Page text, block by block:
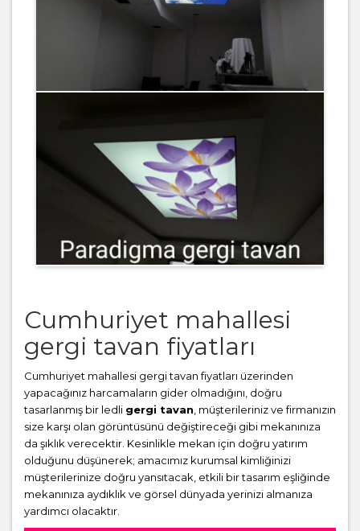
Cumhuriyet mahallesi
gergi tavan fiyatları
Cumhuriyet mahallesi gergi tavan fiyatları üzerinden
yapacağınız harcamaların gider olmadığını, doğru
tasarlanmış bir ledli gergi tavan , müşterileriniz ve firmanızın
size karşı olan görüntüsünü değiştireceği gibi mekanınıza
da şıklık verecektir. Kesinlikle mekan için doğru yatırım
olduğunu düşünerek; amacımız kurumsal kimliğinizi
müşterilerinize doğru yansıtacak, etkili bir tasarım eşliğinde
mekanınıza aydıklık ve görsel dünyada yerinizi almanıza
yardımcı olacaktır.